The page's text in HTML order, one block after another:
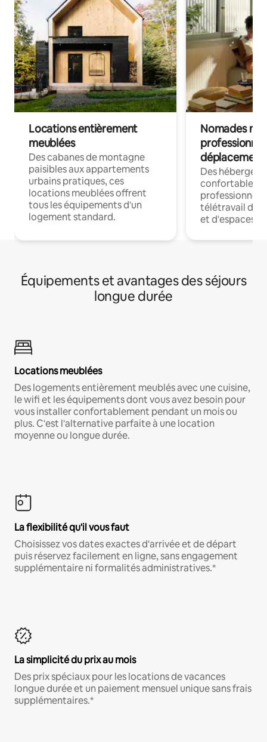
Locations entièrement
meublées
Des cabanes de montagne
paisibles aux appartements
urbains pratiques, ces
locations meublées offrent
tous les équipements d'un
logement standard.
Nomades
déplacement
Des
confortables
professionnels
télétravail
et d'espaces
Équipements et avantages des séjours
longue durée
Locations meublées
Des logements entièrement meublés avec une cuisine,
le wifi et les équipements dont vous avez besoin pour
vous installer confortablement pendant un mois ou
plus. C'est l'alternative parfaite à une location
moyenne ou longue durée.
La flexibilité qu'il vous faut
Choisissez vos dates exactes d'arrivée et de départ
puis réservez facilement en ligne, sans engagement
supplémentaire ni formalités administratives.*
La simplicité du prix au mois
Des prix spéciaux pour les locations de vacances
longue durée et un paiement mensuel unique sans frais
supplémentaires.*